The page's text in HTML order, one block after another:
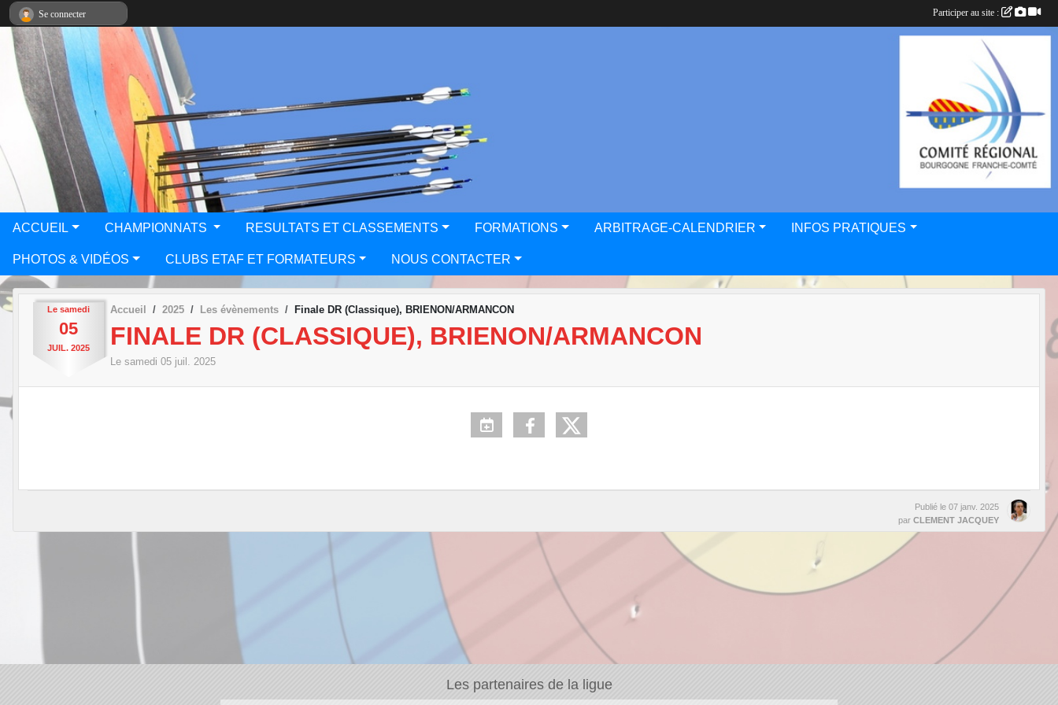
ACCUEIL CHAMPIONNATS RESULTATS ET CLASSEMENTS FORMATIONS ARBITRAGE-CALENDRIER INFOS PRATIQUES
PHOTOS & VIDÉOS CLUBS ETAF ET FORMATEURS NOUS CONTACTER
Le samedi
05
JUIL. 2025
Accueil 2025 Les évènements Finale DR (Classique), BRIENON/ARMANCON
FINALE DR (CLASSIQUE), BRIENON/ARMANCON
Le samedi 05 juil. 2025
Publié le 07 janv. 2025
par CLEMENT JACQUEY
Les partenaires de la ligue
Se connecter Participer au site :
Panneau de gestion des cookies